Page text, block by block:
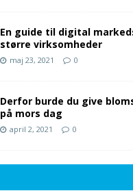
En guide til digital
større virksomheder
maj 23, 2021 0
Derfor burde du give
på mors dag
april 2, 2021 0